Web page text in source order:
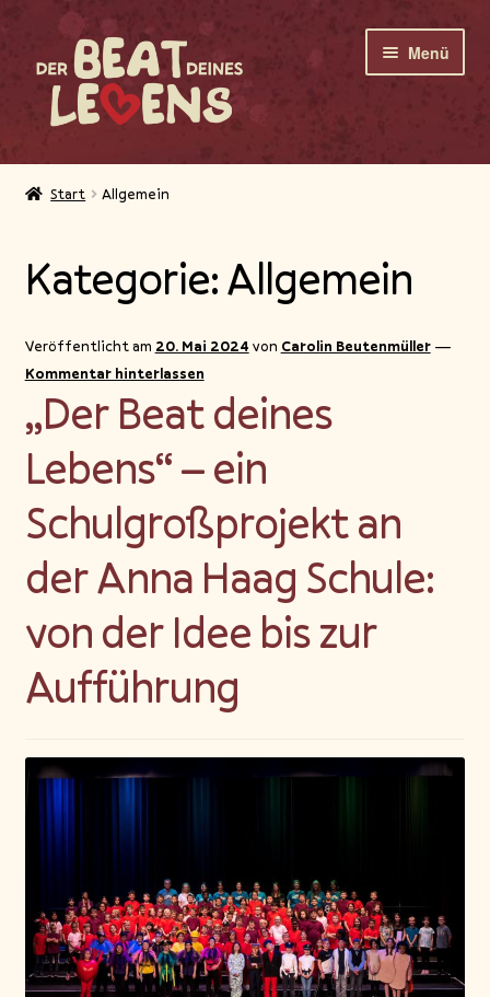
Navigation
springen
Inhalt
springen
Menü
Das Musical
Das Bilderbuch
Das Unterrichtsmaterial
Shop
Über uns
Blog
Start Allgemein
Kategorie:Allgemein
Veröffentlicht am 20. Mai 2024 von Carolin Beutenmüller —
Kommentar hinterlassen
„Der Beat deines
Lebens“ – ein
Schulgroßprojekt an
der Anna Haag Schule:
von der Idee bis zur
Aufführung